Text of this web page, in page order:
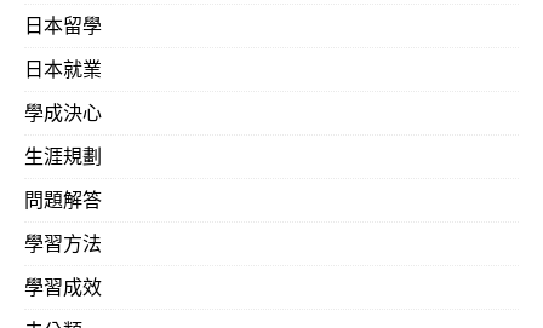
日本留學
日本就業
學成決心
生涯規劃
問題解答
學習方法
學習成效